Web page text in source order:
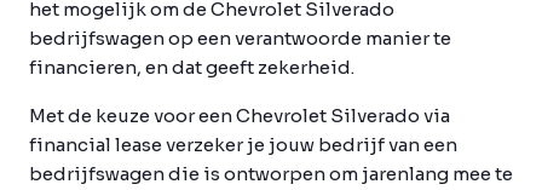
het mogelijk om de Chevrolet Silverado
bedrijfswagen op een verantwoorde manier te
financieren, en dat geeft zekerheid.
Met de keuze voor een Chevrolet Silverado via
financial lease verzeker je jouw bedrijf van een
bedrijfswagen die is ontworpen om jarenlang mee te